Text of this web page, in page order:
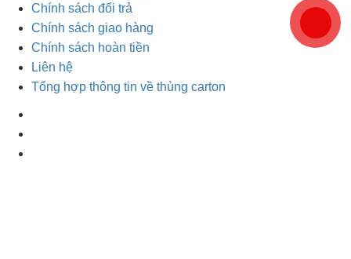
Chính sách đổi trả
Chính sách giao hàng
Chính sách hoàn tiền
Liên hệ
Tổng hợp thông tin về thùng carton